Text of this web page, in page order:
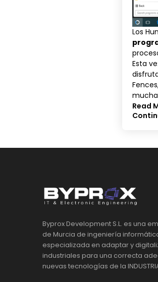
Los
Esta
Read
Byprox Development S.L. es una
de Murcia de ingeniería
especializada en adaptar y
industriales para una correcta
nuevas tecnologías de la